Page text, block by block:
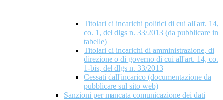
Titolari di incarichi politici di cui all'art. 14,
co. 1, del dlgs n. 33/2013 (da pubblicare in
tabelle)
Titolari di incarichi di amministrazione, di
direzione o di governo di cui all'art. 14, co.
1-bis, del dlgs n. 33/2013
Cessati dall'incarico (documentazione da
pubblicare sul sito web)
Sanzioni per mancata comunicazione dei dati